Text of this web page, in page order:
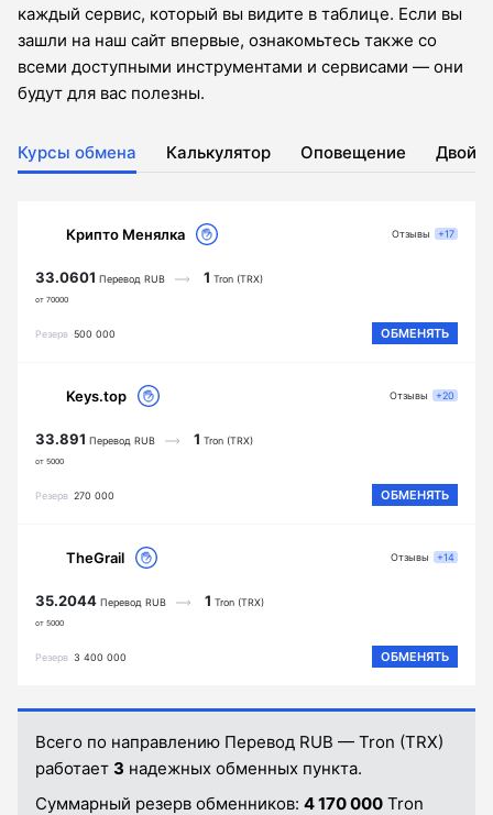
каждый сервис, который вы видите в таблице. Если вы
зашли на наш сайт впервые, ознакомьтесь также со
всеми доступными инструментами и сервисами — они
будут для вас полезны.
Курсы обмена Калькулятор Оповещение
Крипто Менялка
33.0601 Перевод RUB
от 70000
1 Tron (TRX)
Резерв 500 000 ОБМЕНЯТЬ
Отзывы +17
Keys.top
33.891 Перевод RUB
от 5000
1 Tron (TRX)
Резерв 270 000 ОБМЕНЯТЬ
Отзывы +20
TheGrail
35.2044 Перевод RUB
от 5000
1 Tron (TRX)
Резерв 3 400 000 ОБМЕНЯТЬ
Отзывы +14
Всего по направлению Перевод RUB — Tron (TRX)
работает 3 надежных обменных пункта.
Суммарный резерв обменников: 4 170 000 Tron